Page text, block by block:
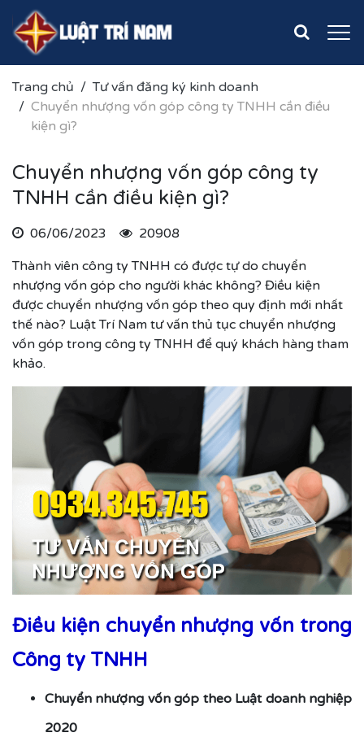
Trang chủ
Tư vấn đăng ký kinh doanh
Chuyển nhượng vốn góp công ty TNHH cần điều
kiện gì?
Chuyển nhượng vốn góp công ty
TNHH cần điều kiện gì?
06/06/2023
20908
Thành viên công ty TNHH có được tự do chuyển
nhượng vốn góp cho người khác không? Điều kiện
được chuyển nhượng vốn góp theo quy định mới nhất
thế nào? Luật Trí Nam tư vấn thủ tục chuyển nhượng
vốn góp trong công ty TNHH để quý khách hàng tham
khảo.
Điều kiện chuyển nhượng vốn trong
Công ty TNHH
Chuyển nhượng vốn góp theo Luật doanh nghiệp
2020